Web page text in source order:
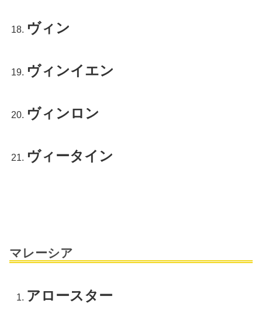
ヴィン
ヴィンイエン
ヴィンロン
ヴィータイン
マレーシア
アロースター